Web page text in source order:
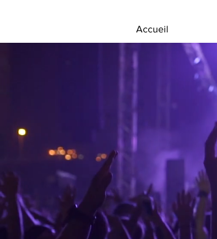
Accueil